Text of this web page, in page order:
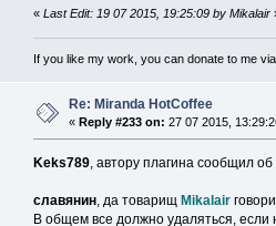
« Last Edit: 19 07 2015, 19:25:09 by Mikalair
If you like my work, you can donate to me
Re: Miranda HotCoffee
«Reply #233 on: 27 07 2015,
Keks789, автору плагина сообщил
славянин, да товарищ Mikalair
В общем все должно удаляться, если